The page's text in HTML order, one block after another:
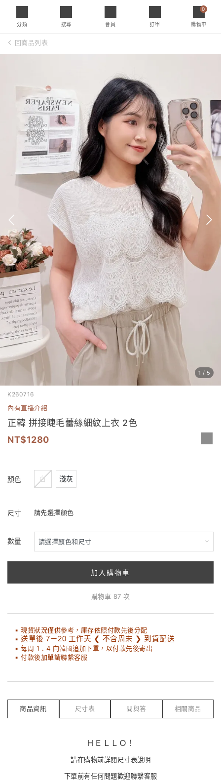
分類 搜尋 會員 訂單
0
購物車
回商品列表
1 / 5
K260716
內有直播介紹
正韓 拼接睫毛蕾絲細紋上衣 2色
1280
顏色 白 淺灰
尺寸 請先選擇顏色
數量
加入購物車
購物車 87 次
▪ 現貨狀況僅供參考，庫存依照付款先後分配
▪ 送單後 7－20 工作天 ❮ 不含周末 ❯ 到貨配送
▪ 每周 1 . 4 向韓國追加下單，以付款先後寄出
▪ 付款後加單請聯繫客服
商品資訊 尺寸表 問與答 相關商品
ＨＥＬＬＯ！
請在購物前詳閱尺寸表說明
下單前有任何問題歡迎聯繫客服